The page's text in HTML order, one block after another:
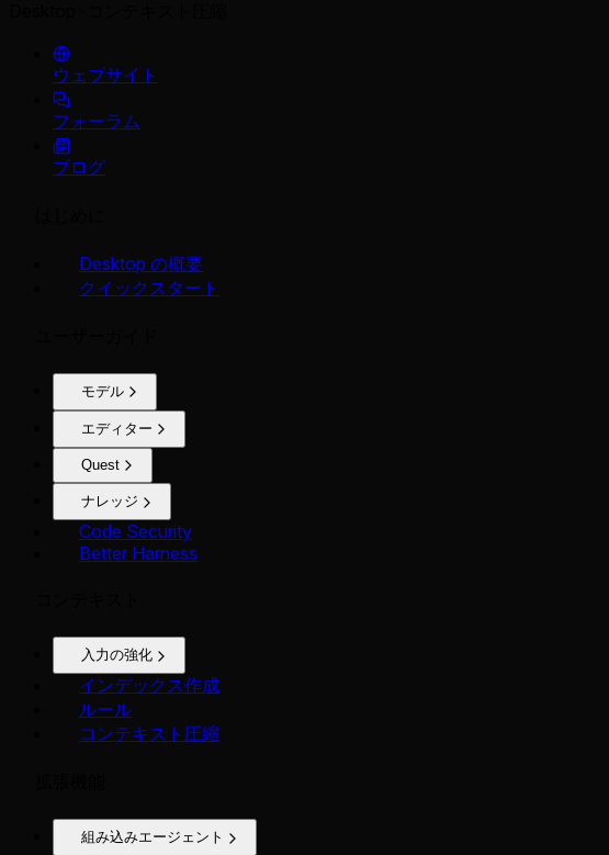
ウェブサイト
フォーラム
ブログ
Desktop の概要
クイックスタート
モデル
エディター
Quest
ナレッジ
Code Security
Better Harness
入力の強化
インデックス作成
ルール
コンテキスト圧縮
組み込みエージェント